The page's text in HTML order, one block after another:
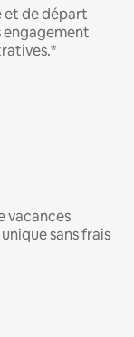
et de départ
engagement
vacances
sans frais